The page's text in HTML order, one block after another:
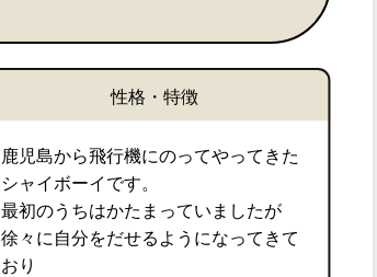
性格・特徴
鹿児島から飛行機にのってやってきた
シャイボーイです。
最初のうちはかたまっていましたが
徐々に自分をだせるようになってきて
おり